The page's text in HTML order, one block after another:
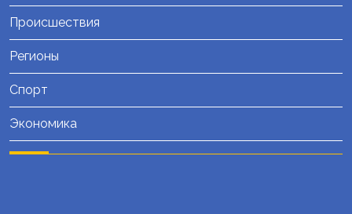
Происшествия
Регионы
Спорт
Экономика